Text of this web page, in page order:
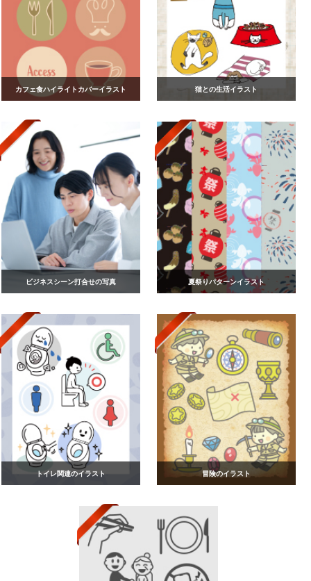
カフェ食ハイライトカバーイラスト 猫との生活イラスト
ビジネスシーン打合せの写真 夏祭りパターンイラスト
トイレ関連のイラスト 冒険のイラスト